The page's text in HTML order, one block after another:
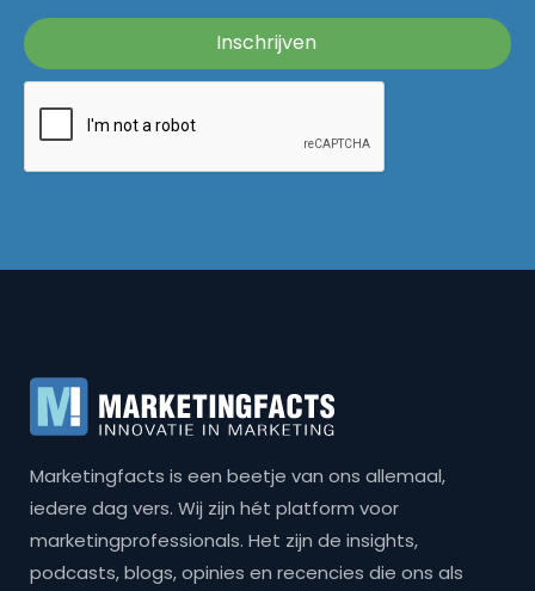
Marketingfacts is een beetje van ons allemaal,
iedere dag vers. Wij zijn hét platform voor
marketingprofessionals. Het zijn de insights,
podcasts, blogs, opinies en recencies die ons als